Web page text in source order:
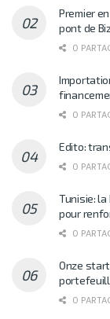
Premier
pont de
0
0
Edito:
0
Tunisie:
pour
0
Onze
0